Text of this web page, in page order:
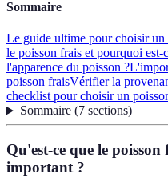
Sommaire
Le guide ultime pour choisir un
le poisson frais et pourquoi est-
l'apparence du poisson ?
poisson fraisVérifier la
checklist pour choisir un
Sommaire(7 sections)
Qu'est-ce que le
important ?